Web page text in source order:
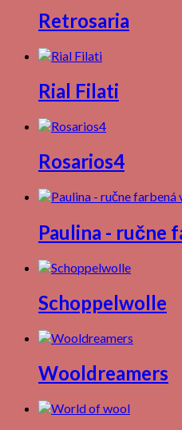
Retrosaria
Rial Filati
Rosarios4
Paulina - ručne
Schoppelwolle
Wooldreamers